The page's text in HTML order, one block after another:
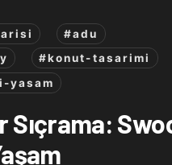
#adu
#konut-tasarimi
yasam
Sıçrama: